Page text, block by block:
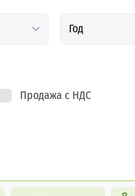
Год
Продажа с НДС